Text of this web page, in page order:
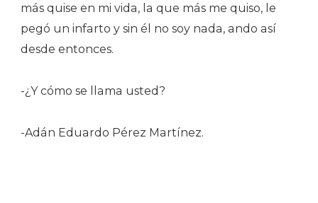
más quise en mi vida, la que más me quiso, le
pegó un infarto y sin él no soy nada, ando así
desde entonces.
-¿Y cómo se llama usted?
-Adán Eduardo Pérez Martínez.